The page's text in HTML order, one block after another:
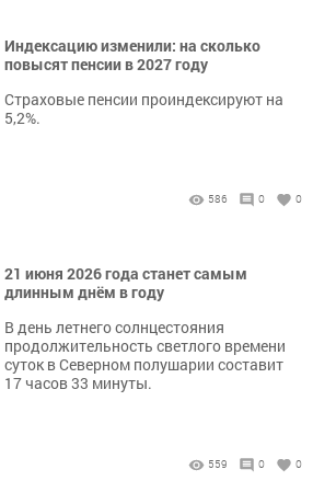
Индексацию изменили: на сколько
повысят пенсии в 2027 году
Страховые пенсии проиндексируют на
5,2%.
586 0 0
21 июня 2026 года станет самым
длинным днём в году
В день летнего солнцестояния
продолжительность светлого времени
суток в Северном полушарии составит
17 часов 33 минуты.
559 0 0